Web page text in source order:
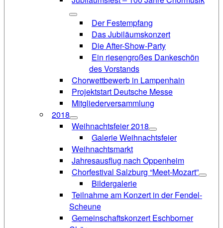
Der Festempfang
Das Jubiläumskonzert
Die After-Show-Party
Ein riesengroßes Dankeschön
des Vorstands
Chorwettbewerb in Lampenhain
Projektstart Deutsche Messe
Mitgliederversammlung
2018
Weihnachtsfeier 2018
Galerie Weihnachtsfeier
Weihnachtsmarkt
Jahresausflug nach Oppenheim
Chorfestival Salzburg “Meet-Mozart”
Bildergalerie
Teilnahme am Konzert in der Fendel-
Scheune
Gemeinschaftskonzert Eschborner